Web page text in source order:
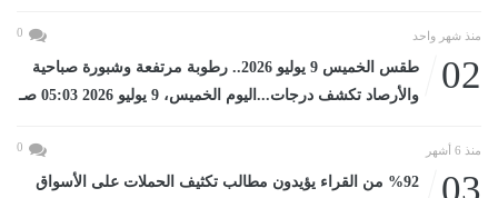
منذ شهر واحد 0
02
طقس الخميس 9 يوليو 2026.. رطوبة مرتفعة وشبورة صباحية
والأرصاد تكشف درجات...اليوم الخميس، 9 يوليو 2026 05:03 صـ
منذ 6 أشهر 0
%92 من القراء يؤيدون مطالب تكثيف الحملات على الأسواق